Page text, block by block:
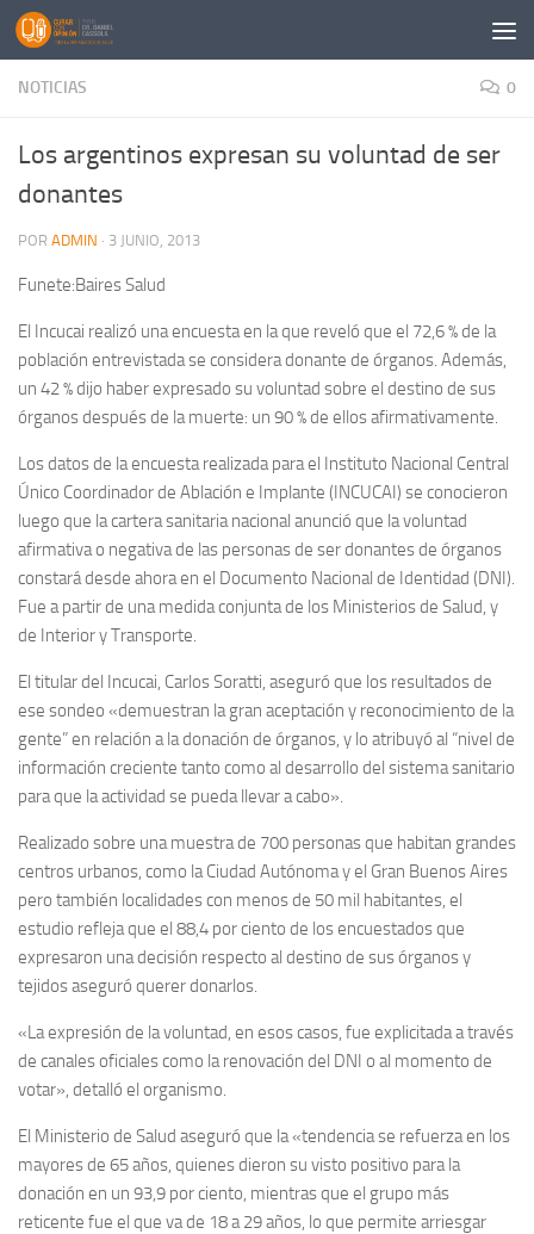
Saltar al contenido
NOTICIAS 0
Los argentinos expresan su voluntad de ser
donantes
POR ADMIN · 3 JUNIO, 2013
Funete:Baires Salud
El Incucai realizó una encuesta en la que reveló que el 72,6 % de la
población entrevistada se considera donante de órganos. Además,
un 42 % dijo haber expresado su voluntad sobre el destino de sus
órganos después de la muerte: un 90 % de ellos afirmativamente.
Los datos de la encuesta realizada para el Instituto Nacional Central
Único Coordinador de Ablación e Implante (INCUCAI) se conocieron
luego que la cartera sanitaria nacional anunció que la voluntad
afirmativa o negativa de las personas de ser donantes de órganos
constará desde ahora en el Documento Nacional de Identidad (DNI).
Fue a partir de una medida conjunta de los Ministerios de Salud, y
de Interior y Transporte.
El titular del Incucai, Carlos Soratti, aseguró que los resultados de
ese sondeo «demuestran la gran aceptación y reconocimiento de la
gente” en relación a la donación de órganos, y lo atribuyó al “nivel de
información creciente tanto como al desarrollo del sistema sanitario
para que la actividad se pueda llevar a cabo».
Realizado sobre una muestra de 700 personas que habitan grandes
centros urbanos, como la Ciudad Autónoma y el Gran Buenos Aires
pero también localidades con menos de 50 mil habitantes, el
estudio refleja que el 88,4 por ciento de los encuestados que
expresaron una decisión respecto al destino de sus órganos y
tejidos aseguró querer donarlos.
«La expresión de la voluntad, en esos casos, fue explicitada a través
de canales oficiales como la renovación del DNI o al momento de
votar», detalló el organismo.
El Ministerio de Salud aseguró que la «tendencia se refuerza en los
mayores de 65 años, quienes dieron su visto positivo para la
donación en un 93,9 por ciento, mientras que el grupo más
reticente fue el que va de 18 a 29 años, lo que permite arriesgar